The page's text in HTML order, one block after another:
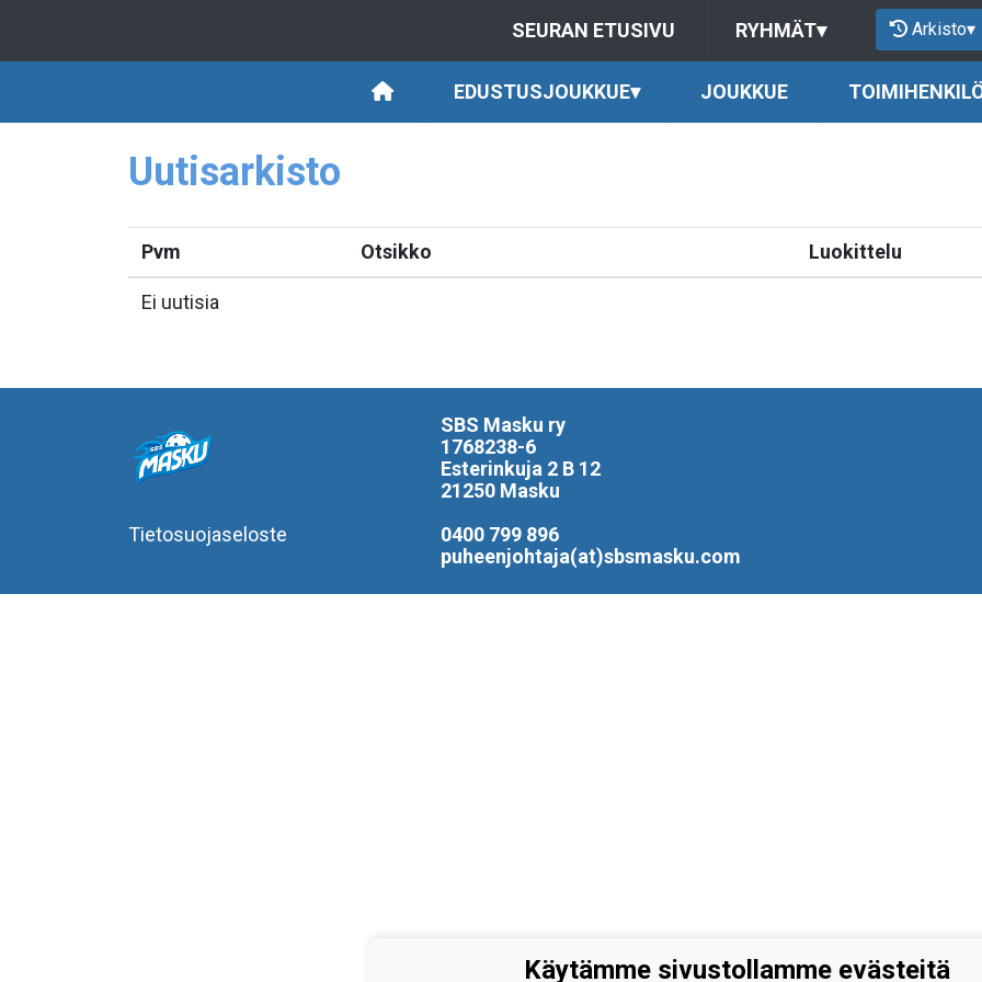
SEURAN ETUSIVU RYHMÄT▾ Arkisto▾
EDUSTUSJOUKKUE▾ JOUKKUE
Uutisarkisto
Pvm Otsikko Luokittelu
Ei uutisia
Tietosuojaseloste
SBS Masku ry
1768238-6
Esterinkuja 2 B 12
21250 Masku
0400 799 896
puheenjohtaja(at)sbsmasku.com
Käytämme sivustollamme evästeitä